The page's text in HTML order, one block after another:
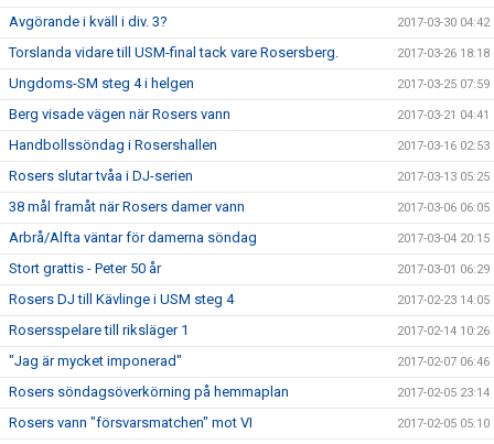
Avgörande i kväll i div. 3? 2017-03-30 04:42
Torslanda vidare till USM-final tack vare Rosersberg. 2017-03-26 18:18
Ungdoms-SM steg 4 i helgen 2017-03-25 07:59
Berg visade vägen när Rosers vann 2017-03-21 04:41
Handbollssöndag i Rosershallen 2017-03-16 02:53
Rosers slutar tvåa i DJ-serien 2017-03-13 05:25
38 mål framåt när Rosers damer vann 2017-03-06 06:05
Arbrå/Alfta väntar för damerna söndag 2017-03-04 20:15
Stort grattis - Peter 50 år 2017-03-01 06:29
Rosers DJ till Kävlinge i USM steg 4 2017-02-23 14:05
Rosersspelare till riksläger 1 2017-02-14 10:26
"Jag är mycket imponerad" 2017-02-07 06:46
Rosers söndagsöverkörning på hemmaplan 2017-02-05 23:14
Rosers vann "försvarsmatchen" mot VI 2017-02-05 05:10